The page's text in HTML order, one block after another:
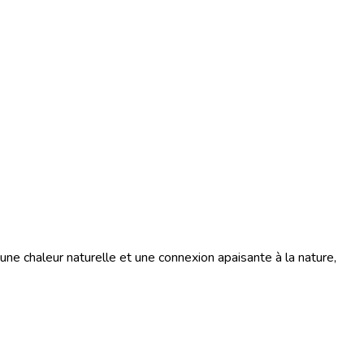
chaleur naturelle et une connexion apaisante à la nature,